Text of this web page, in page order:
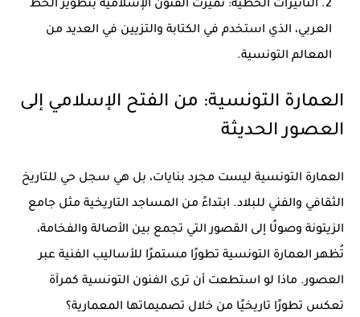
التأثيرات الخطية: تميزت الفنون الإسلامية بتطوير الخط
العربي، الذي استخدم في الكتابة والتزيين في العديد من
المعالم التونسية.
العمارة التونسية: من الفتح الإسلامي إلى
العصور الحديثة
العمارة التونسية ليست مجرد بنايات، بل هي سجل حي للتاريخ
الثقافي والفني للبلاد. ابتداءً من المساجد التاريخية مثل جامع
الزيتونة وصولًا إلى القصور التي تجمع بين الأصالة والفخامة،
تُظهر العمارة التونسية تطورًا مستمرًا للأساليب الفنية عبر
العصور. ماذا لو استطعت أن ترى الفنون التونسية كمرآة
تعكس تطورًا تاريخيًا من خلال تصميماتها المعمارية؟